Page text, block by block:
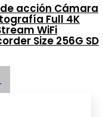
acción Cámara
Full 4K
WiFi
Size 256G SD